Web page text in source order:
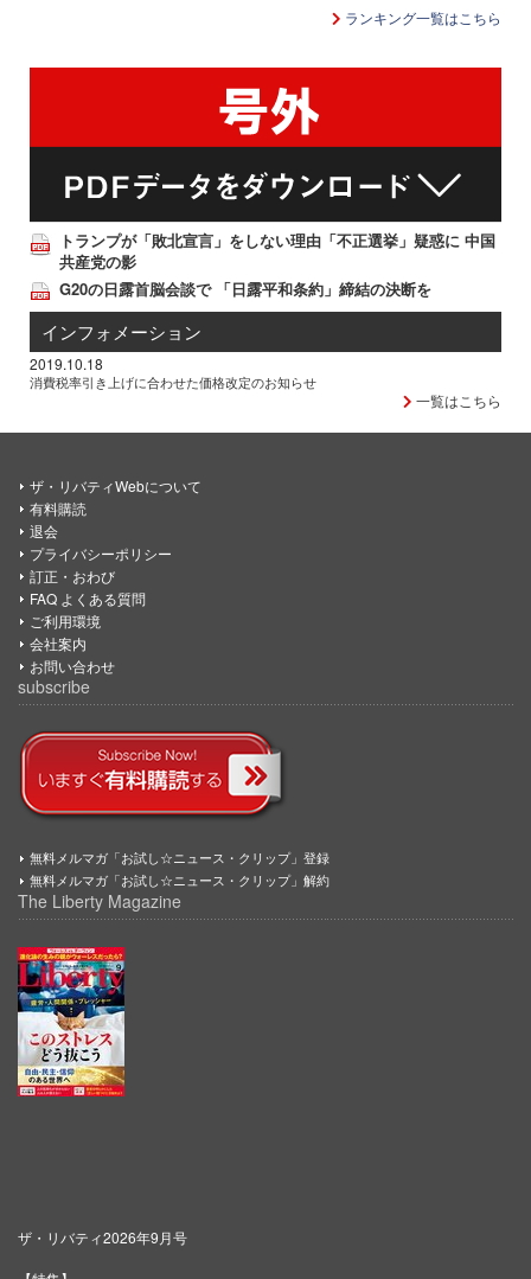
ランキング一覧はこちら
トランプが「敗北宣言」をしない理由「不正選挙」疑惑に 中国
共産党の影
G20の日露首脳会談で 「日露平和条約」締結の決断を
インフォメーション
2019.10.18
消費税率引き上げに合わせた価格改定のお知らせ
一覧はこちら
ザ・リバティWebについて
有料購読
退会
プライバシーポリシー
訂正・おわび
FAQ よくある質問
ご利用環境
会社案内
お問い合わせ
subscribe
無料メルマガ「お試し☆ニュース・クリップ」登録
無料メルマガ「お試し☆ニュース・クリップ」解約
The Liberty Magazine
ザ・リバティ2026年9月号